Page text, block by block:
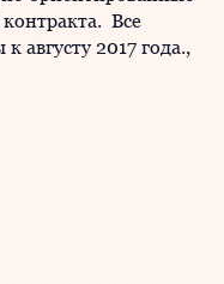
Все
августу 2017 года.,